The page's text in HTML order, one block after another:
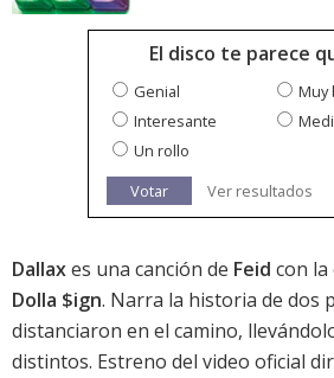
El disco te parece
Genial
Muy
Interesante
Un rollo
Votar
Ver resultados
Dallaxes una canción de Feid con la
Dolla $ign. Narra la historia de dos
distanciaron en el camino,
distintos. Estreno del video oficial